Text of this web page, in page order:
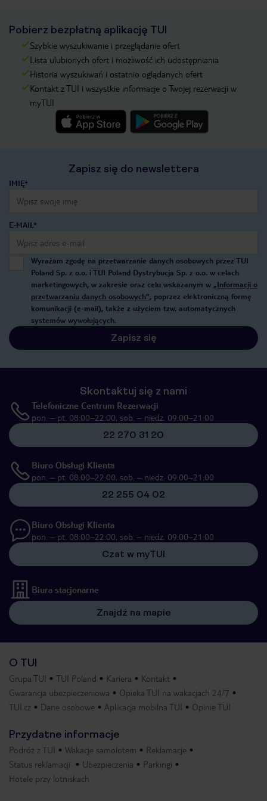
Pobierz bezpłatną aplikację TUI
Szybkie wyszukiwanie i przeglądanie ofert
Lista ulubionych ofert i możliwość ich udostępniania
Historia wyszukiwań i ostatnio oglądanych ofert
Kontakt z TUI i wszystkie informacje o Twojej rezerwacji w
myTUI
Zapisz się do newslettera
IMIĘ*
E-MAIL*
Wyrażam zgodę na przetwarzanie danych osobowych przez TUI
Poland Sp. z o.o. i TUI Poland Dystrybucja Sp. z o.o. w celach
marketingowych, w zakresie oraz celu wskazanym w „Informacji o
przetwarzaniu danych osobowych”, poprzez elektroniczną formę
komunikacji (e-mail), także z użyciem tzw. automatycznych
systemów wywołujących.
Zapisz się
Skontaktuj się z nami
Telefoniczne Centrum Rezerwacji
pon. – pt. 08:00–22:00, sob. – niedz. 09:00–21:00
22 270 31 20
Biuro Obsługi Klienta
pon. – pt. 08:00–22:00, sob. – niedz. 09:00–21:00
22 255 04 02
Biuro Obsługi Klienta
pon. – pt. 08:00–22:00, sob. – niedz. 09:00–21:00
Czat w myTUI
Biura stacjonarne
Znajdź na mapie
O TUI
Grupa TUI TUI Poland Kariera
Kontakt
Gwarancja ubezpieczeniowa
Opieka TUI na wakacjach 24/7
TUI.cz
Dane osobowe Aplikacja mobilna TUI Opinie TUI
Przydatne informacje
Podróż z TUI Wakacje samolotem
Reklamacje
Status reklamacji
Ubezpieczenia
Parkingi
Hotele przy lotniskach